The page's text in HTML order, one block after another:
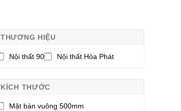
THƯƠNG HIỆU
Nội thất 90 Nội thất Hòa Phát
KÍCH THƯỚC
Mặt bàn vuông 500mm